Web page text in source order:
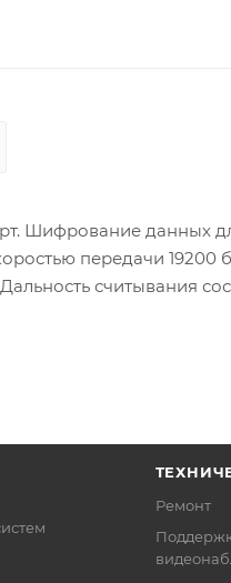
Шифрование данных
передачи 19200
считывания
Ремонт